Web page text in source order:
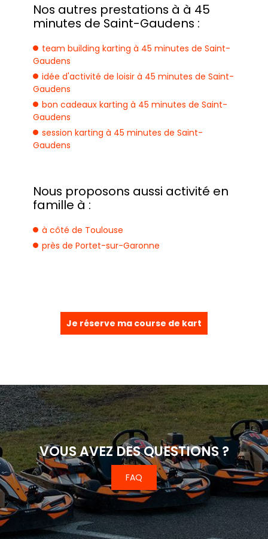
Nos autres prestations à à 45
minutes de Saint-Gaudens :
team building karting à 45 minutes de Saint-
Gaudens
idée d'activité de loisir à 45 minutes de Saint-
Gaudens
bon cadeaux karting à 45 minutes de Saint-
Gaudens
session karting à 45 minutes de Saint-
Gaudens
Nous proposons aussi activité en
famille à :
à côté de Toulouse
près de Portet-sur-Garonne
Je réserve ma course de kart
VOUS AVEZ DES QUESTIONS ?
FAQ